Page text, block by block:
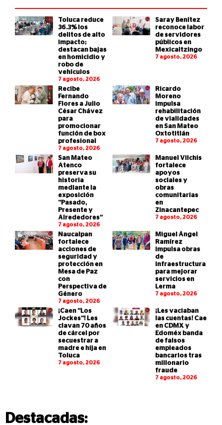
Toluca reduce
36.3% los
delitos de alto
impacto;
destacan bajas
en homicidio y
robo de
vehículos
7 agosto, 2026
Saray Benítez
reconoce labor
de servidores
públicos en
Mexicaltzingo
7 agosto, 2026
Recibe
Fernando
Flores a Julio
César Chávez
para
promocionar
función de box
profesional
7 agosto, 2026
Ricardo
Moreno
impulsa
rehabilitación
de vialidades
en San Mateo
Oxtotitlán
7 agosto, 2026
San Mateo
Atenco
preserva su
historia
mediante la
exposición
“Pasado,
Presente y
Alrededores”
7 agosto, 2026
Manuel Vilchis
fortalece
apoyos
sociales y
obras
comunitarias
en
Zinacantepec
7 agosto, 2026
Naucalpan
fortalece
acciones de
seguridad y
protección en
Mesa de Paz
con
Perspectiva de
Género
7 agosto, 2026
Miguel Ángel
Ramírez
impulsa obras
de
infraestructura
para mejorar
servicios en
Lerma
7 agosto, 2026
¡Caen “Los
Jockes”! Les
clavan 70 años
de cárcel por
secuestrar a
madre e hija en
Toluca
7 agosto, 2026
¡Les vaciaban
las cuentas! Cae
en CDMX y
Edoméx banda
de falsos
empleados
bancarios tras
millonario
fraude
7 agosto, 2026
Destacadas: